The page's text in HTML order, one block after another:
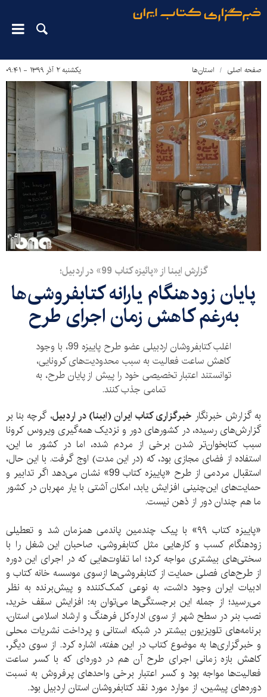
صفحه اصلی استان‌ها یکشنبه ۲ آذر ۱۳۹۹ - ۰۹:۴۱
گزارش ایبنا از «پائیزه کتاب 99» در اردبیل؛
پایان زودهنگام یارانه کتابفروشی‌ها
به‌رغم کاهش زمان اجرای طرح
اغلب کتابفروشان اردبیلی عضو طرح پاییزه 99، با وجود
کاهش ساعت فعالیت به سبب محدودیت‌های کرونایی،
توانستند اعتبار تخصیصی خود را پیش از پایان طرح، به
تمامی جذب کنند.
به گزارش خبرنگار خبرگزاری کتاب ایران (ایبنا) در اردبیل، گرچه بنا بر
گزارش‌های رسیده، در کشورهای دور و نزدیک همه‌گیری ویروس کرونا
سبب کتابخوان‌تر شدن برخی از مردم شده، اما در کشور ما این،
استفاده از فضای مجازی بود، که (در این مدت) اوج گرفت. با این حال،
استقبال مردمی از طرح «پاییزه کتاب 99» نشان می‌دهد اگر تدابیر و
حمایت‌های این‌چنینی افزایش یابد، امکان آشتی با یار مهربان در کشور
ما هم چندان دور از ذهن نیست.
«پاییزه کتاب ۹۹» با پیک چندمین پاندمی همزمان شد و تعطیلی
زودهنگام کسب و کارهایی مثل کتابفروشی، صاحبان این شغل را با
سختی‌های بیشتری مواجه کرد؛ اما تفاوت‌هایی که در اجرای این دوره
از طرح‌های فصلی حمایت از کتابفروشی‌ها ازسوی موسسه خانه کتاب و
ادبیات ایران وجود داشت، به نوعی کمک‌کننده و پیش‌برنده به نظر
می‌رسید؛ از جمله این برجستگی‌ها می‌توان به: افزایش سقف خرید،
نصب بنر در سطح شهر از سوی اداره‌کل فرهنگ و ارشاد اسلامی استان،
برنامه‌های تلویزیون بیشتر در شبکه استانی و پرداخت نشریات محلی
و خبرگزاری‌ها به موضوع کتاب در این هفته، اشاره کرد. از سوی دیگر،
کاهش بازه زمانی اجرای طرح آن هم در دوره‌ای که با کسر ساعت
فعالیت‌ها مواجه بود و کسر اعتبار برخی واحدهای پرفروش به نسبت
دوره‌های پیشین، از موارد مورد نقد کتابفروشان استان اردبیل بود.